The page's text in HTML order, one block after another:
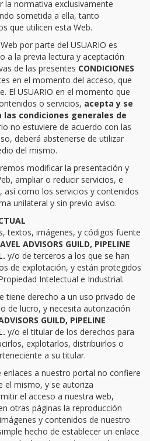
la normativa exclusivamente
sometida a ella, tanto
que utilicen esta Web.
por parte del USUARIO es
a la previa lectura y aceptación
de las presentes CONDICIONES
en el momento del acceso, que
El USUARIO en el momento que
o servicios, acepta y se
condiciones generales de
no estuviere de acuerdo con las
deberá abstenerse de utilizar
del mismo.
modificar la presentación y
ampliar o reducir servicios, e
así como los servicios y contenidos
unilateral y sin previo aviso.
textos, imágenes, y códigos fuente
ADVISORS GUILD, PIPELINE
y/o de terceros a los que se han
de explotación, y están protegidos
Intelectual e Industrial.
tiene derecho a un uso privado de
de lucro, y necesita autorización
GUILD, PIPELINE
y/o el titular de los derechos para
explotarlos, distribuirlos o
a su titular.
enlaces a nuestro portal no confiere
el mismo, y se autoriza
el acceso a nuestra web,
otras páginas la reproducción
y contenidos de nuestro
hecho de establecer un enlace